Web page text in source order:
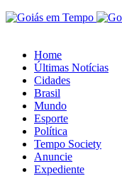
Home
Últimas Notícias
Cidades
Brasil
Mundo
Esporte
Política
Tempo Society
Anuncie
Expediente